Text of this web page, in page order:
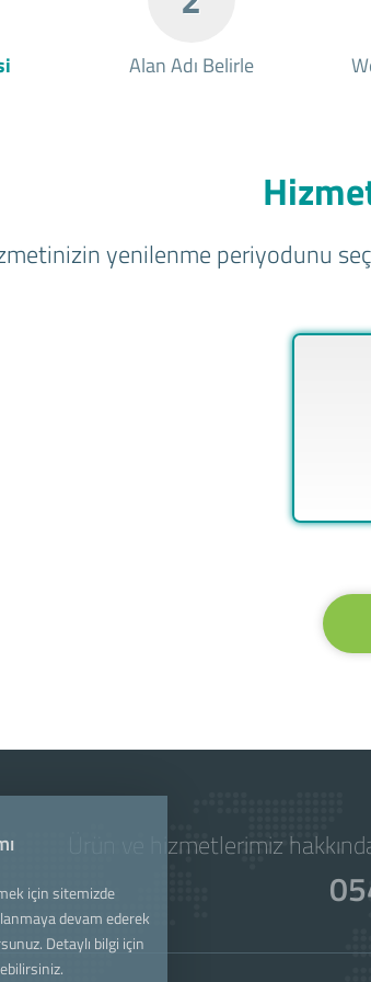
Alan Adı Belirle
yenilenme periyodunu
Ürün ve hizmetlerimiz
için sitemizde
devam ederek
Detaylı bilgi için